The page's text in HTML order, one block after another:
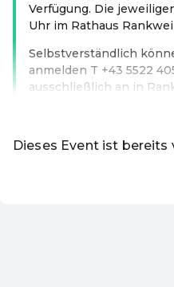
Verfügung. Die
Uhr im Rathaus
Selbstverständlich
anmelden T +43 5522
ausschließlich an in
Dieses Event ist bereits